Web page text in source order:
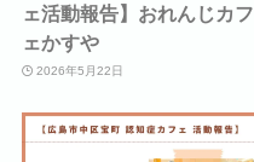
ェ活動報告】おれんじカフ
ェかすや
2026年5月22日